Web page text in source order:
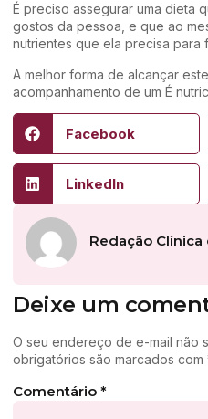
É preciso assegurar uma dieta
gostos da pessoa, e que ao
nutrientes que ela precisa para
A melhor forma de alcançar
acompanhamento de um É
Facebook
LinkedIn
Redação
Deixe um
O seu endereço de e-mail não
obrigatórios são marcados com
Comentário *